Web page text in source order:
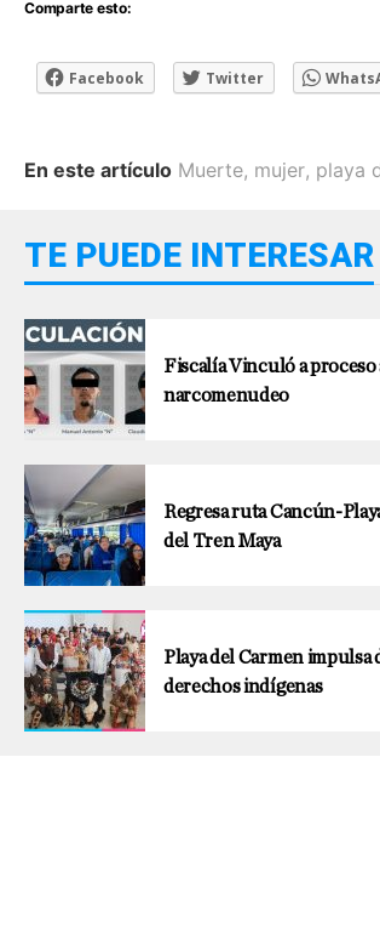
Comparte esto:
Facebook Twitter
En este artículo Muerte, mujer, playa
TE PUEDE INTERESAR
Fiscalía Vinculó a proceso
narcomenudeo
Regresa ruta Cancún-
del Tren Maya
Playa del Carmen impulsa
derechos indígenas